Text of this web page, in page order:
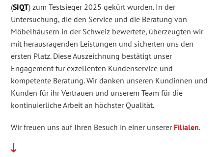
(SIQT) zum Testsieger 2025 gekürt wurden. In der
Untersuchung, die den Service und die Beratung von
Möbelhäusern in der Schweiz bewertete, überzeugten wir
mit herausragenden Leistungen und sicherten uns den
ersten Platz. Diese Auszeichnung bestätigt unser
Engagement für exzellenten Kundenservice und
kompetente Beratung. Wir danken unseren Kundinnen und
Kunden für ihr Vertrauen und unserem Team für die
kontinuierliche Arbeit an höchster Qualität.
Wir freuen uns auf Ihren Besuch in einer unserer Filialen.